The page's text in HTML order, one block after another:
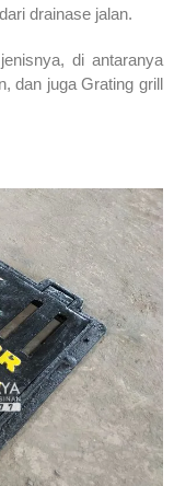
drainase jalan.
di antaranya
dan juga Grating grill